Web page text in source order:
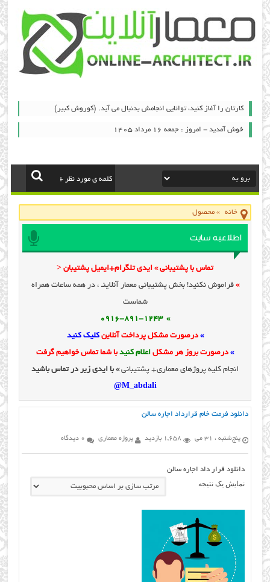
کارتان را آغاز کنید، توانایی انجامش بدنبال می آید. (کوروش کبیر)
خوش آمدید - امروز : جمعه ۱۶ مرداد ۱۴۰۵
خانه »محصول
اطلاعیه سایت
تماس با پشتیبانی » ایدی تلگرام+ایمیل پشتیبان <
» فراموش نکنید! بخش پشتیبانی معمار آنلاینـ ، در همه ساعات همراه
شماست
» 0916-891-1243
» درصورت مشکل پرداخت آنلاینکلیک کنید
» درصورت بروز هر مشکل اعلام کنیدبا شما تماس خواهیم گرفت
انجام کلیه پروژهای معماری+ پشتیبانی» با ایدی زیر در تماس باشید
M_abdali@
دانلود فرمت خام قرارداد اجاره سالن
پنج‌شنبه ، 31 می 1,658 بازدید پروژه معماری 0 دیدگاه
دانلود قرار داد اجاره سالن
نمایش یک نتیجه